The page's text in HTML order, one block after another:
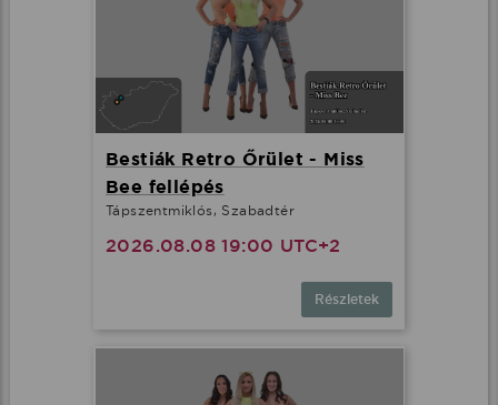
Bestiák Retro Őrület - Miss
Bee fellépés
Tápszentmiklós, Szabadtér
2026.08.08 19:00 UTC+2
Részletek